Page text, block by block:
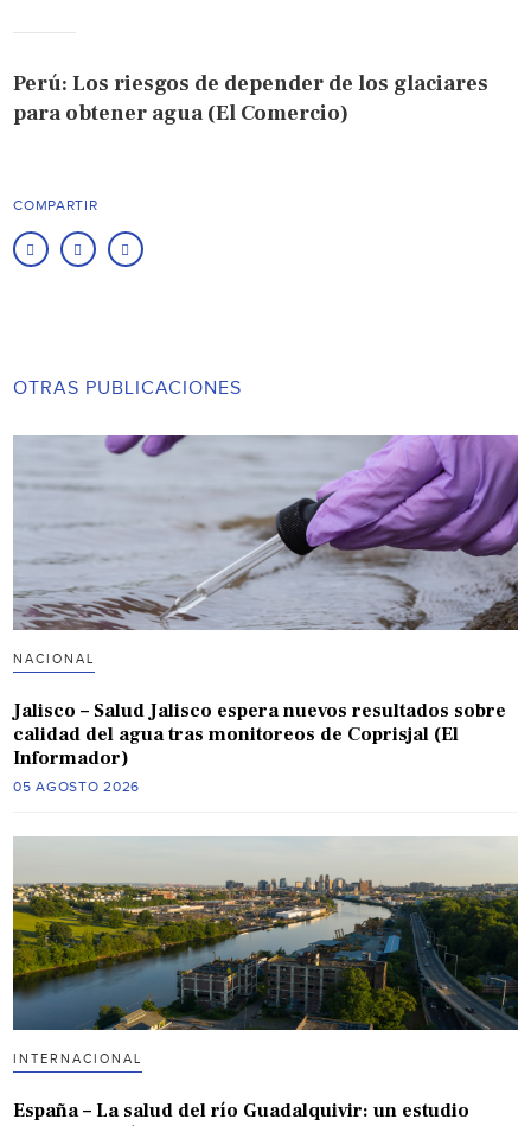
Perú: Los riesgos de depender de los glaciares
para obtener agua (El Comercio)
COMPARTIR
OTRAS PUBLICACIONES
NACIONAL
Jalisco – Salud Jalisco espera nuevos resultados sobre
calidad del agua tras monitoreos de Coprisjal (El
Informador)
05 AGOSTO 2026
INTERNACIONAL
España – La salud del río Guadalquivir: un estudio